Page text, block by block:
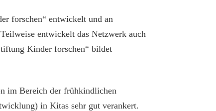
forschen“ entwickelt und an
entwickelt das Netzwerk auch
Kinder forschen“ bildet
im Bereich der frühkindlichen
in Kitas sehr gut verankert.